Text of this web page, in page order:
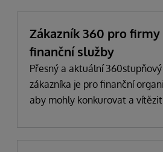
Zákazník 360 pro
finanční služby
Přesný a aktuální
zákazníka je pro finanční
aby mohly konkurovat a